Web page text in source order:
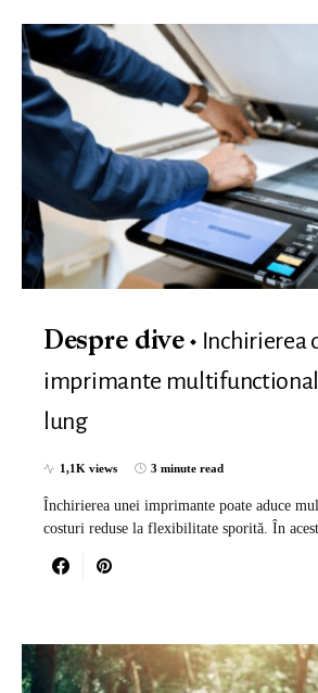
Despre dive
Inchirierea
imprimante
lung
1,1K views 3 minute read
Închirierea unei imprimante poate aduce
costuri reduse la flexibilitate sporită. În